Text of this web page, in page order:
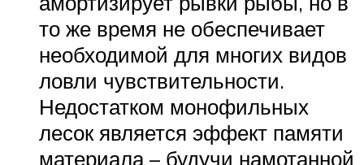
то же время не обеспечивает
необходимой для многих видов
ловли чувствительности.
Недостатком монофильных
лесок является эффект памяти
материала – будучи намотанной